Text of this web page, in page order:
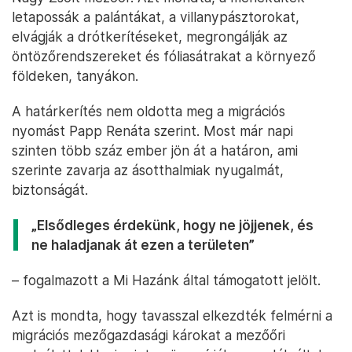
letapossák a palántákat, a villanypásztorokat,
elvágják a drótkerítéseket, megrongálják az
öntözőrendszereket és fóliasátrakat a környező
földeken, tanyákon.
A határkerítés nem oldotta meg a migrációs
nyomást Papp Renáta szerint. Most már napi
szinten több száz ember jön át a határon, ami
szerinte zavarja az ásotthalmiak nyugalmát,
biztonságát.
„Elsődleges érdekünk, hogy ne jöjjenek, és
ne haladjanak át ezen a területen”
– fogalmazott a Mi Hazánk által támogatott jelölt.
Azt is mondta, hogy tavasszal elkezdték felmérni a
migrációs mezőgazdasági károkat a mezőőri